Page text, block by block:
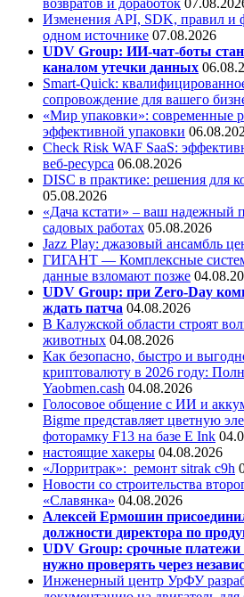
возвратов и доработок
Изменения API, SDK, правил и
одном источнике 07.08.2026
UDV Group: ИИ-чат-боты
каналом утечки данных
Smart-Quick:
сопровождение для вашего
«Мир упаковки»: современные
эффективной упаковки
Check Risk WAF SaaS:
веб-ресурса 06.08.2026
DISC в практике: решения для
05.08.2026
«Дача кстати» – ваш надежный
садовых работах 05.08.2026
Jazz Play: джазовый ансамбль
ГИГАНТ — Комплексные
данные взломают позже
UDV Group: при Zero-Day
ждать патча 04.08.2026
В Калужской области строят
животных 04.08.2026
Как безопасно, быстро и
криптовалюту в 2026 году:
Yaobmen.cash 04.08.2026
Голосовое общение с ИИ и
Bigme представляет цветную
фоторамку F13 на базе E Ink
настоящие хакеры 04.08.2026
«Лорритрак»: ремонт sitrak c9h
Новости со строительства
«Славянка» 04.08.2026
Алексей Ермошин
должности директора по
UDV Group: срочные платежи
нужно проверять через
Инженерный центр УрФУ